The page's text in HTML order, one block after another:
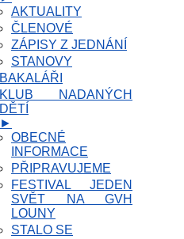
AKTUALITY
ČLENOVÉ
ZÁPISY Z JEDNÁNÍ
STANOVY
BAKALÁŘI
KLUB NADANÝCH
DĚTÍ
►
OBECNÉ
INFORMACE
PŘIPRAVUJEME
FESTIVAL JEDEN
SVĚT NA GVH
LOUNY
STALO SE